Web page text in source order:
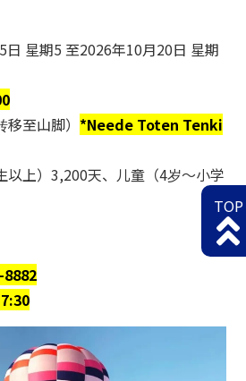
星期5 至2026年10月20日 星期
至山脚） *Neede Toten Tenki
以上）3,200天、儿童（4岁～小学
TOP